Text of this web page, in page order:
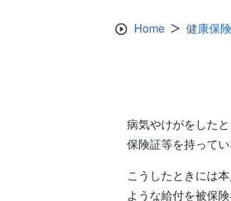
Home 健康保
病気やけがをした
保険証等を持って
こうしたときには
ような給付を被保